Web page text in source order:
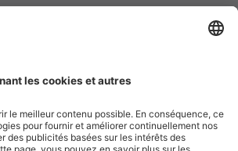
Belgique